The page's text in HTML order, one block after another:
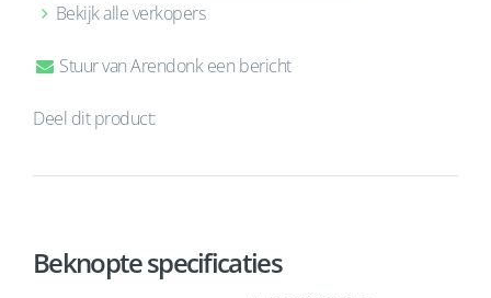
Bekijk alle verkopers
Stuur van Arendonk een bericht
Deel dit product:
Beknopte specificaties